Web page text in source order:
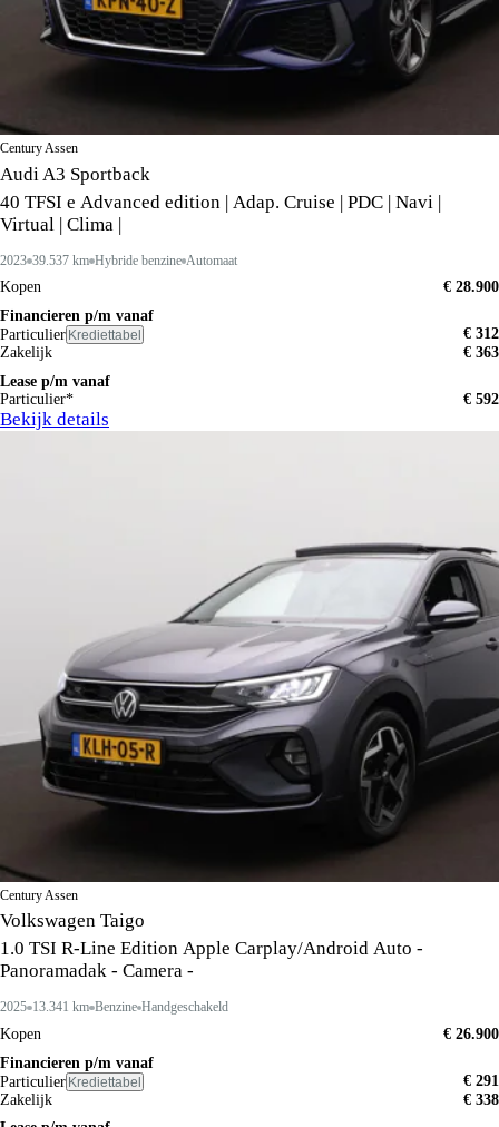
Century Assen
Audi A3 Sportback
40 TFSI e Advanced edition | Adap. Cruise | PDC | Navi |
Virtual | Clima |
2023 39.537 km Hybride benzine Automaat
Kopen
€ 28.900
Financieren p/m vanaf
Particulier Krediettabel
€ 312
Zakelijk
€ 363
Lease p/m vanaf
Particulier*
€ 592
Bekijk details
Century Assen
Volkswagen Taigo
1.0 TSI R-Line Edition Apple Carplay/Android Auto -
Panoramadak - Camera -
2025 13.341 km Benzine Handgeschakeld
Kopen
€ 26.900
Financieren p/m vanaf
Particulier Krediettabel
€ 291
Zakelijk
€ 338